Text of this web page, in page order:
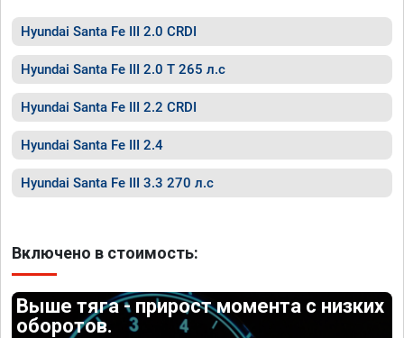
Hyundai Santa Fe III 2.0 CRDI
Hyundai Santa Fe III 2.0 T 265 л.с
Hyundai Santa Fe III 2.2 CRDI
Hyundai Santa Fe III 2.4
Hyundai Santa Fe III 3.3 270 л.с
Включено в стоимость:
Выше тяга - прирост момента с низких
оборотов.